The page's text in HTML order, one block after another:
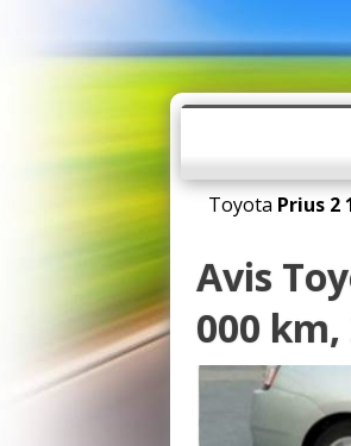
Toyota Prius 2
Avis
000 km,